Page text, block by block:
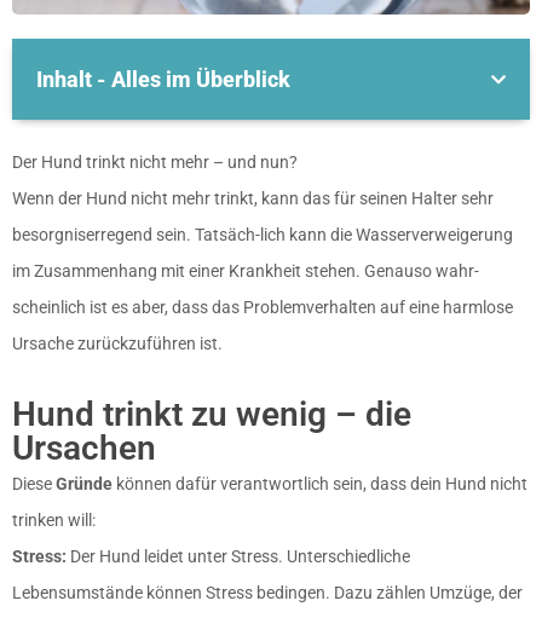
Inhalt - Alles im Überblick
Der Hund trinkt nicht mehr – und nun?
Wenn der Hund nicht mehr trinkt, kann das für seinen Halter sehr
besorgniserregend sein. Tatsäch-lich kann die Wasserverweigerung
im Zusammenhang mit einer Krankheit stehen. Genauso wahr-
scheinlich ist es aber, dass das Problemverhalten auf eine harmlose
Ursache zurückzuführen ist.
Hund trinkt zu wenig – die
Ursachen
DieseGründe können dafür verantwortlich sein, dass dein Hund nicht
trinken will:
Stress: Der Hund leidet unter Stress. Unterschiedliche
Lebensumstände können Stress bedingen. Dazu zählen Umzüge, der